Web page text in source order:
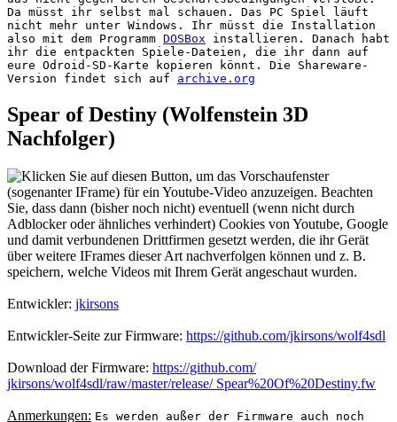
Da müsst ihr selbst mal schauen. Das PC Spiel läuft
nicht mehr unter Windows. Ihr müsst die Installation
also mit dem Programm DOSBox installieren. Danach habt
ihr die entpackten Spiele-Dateien, die ihr dann auf
eure Odroid-SD-Karte kopieren könnt. Die Shareware-
Version findet sich auf archive.org
Spear of Destiny (Wolfenstein 3D
Nachfolger)
Entwickler: jkirsons
Entwickler-Seite zur Firmware: https://github.com/jkirsons/wolf4sdl
Download der Firmware: https://github.com/
jkirsons/wolf4sdl/raw/master/release/ Spear%20Of%20Destiny.fw
Anmerkungen: Es werden außer der Firmware auch noch